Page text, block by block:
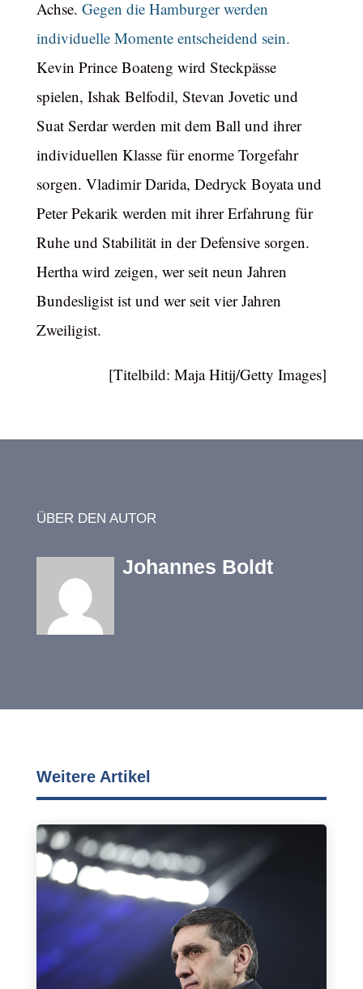
Achse. Gegen die Hamburger werden
individuelle Momente entscheidend sein.
Kevin Prince Boateng wird Steckpässe
spielen, Ishak Belfodil, Stevan Jovetic und
Suat Serdar werden mit dem Ball und ihrer
individuellen Klasse für enorme Torgefahr
sorgen. Vladimir Darida, Dedryck Boyata und
Peter Pekarik werden mit ihrer Erfahrung für
Ruhe und Stabilität in der Defensive sorgen.
Hertha wird zeigen, wer seit neun Jahren
Bundesligist ist und wer seit vier Jahren
Zweiligist.
[Titelbild: Maja Hitij/Getty Images]
ÜBER DEN AUTOR
Johannes Boldt
Weitere Artikel